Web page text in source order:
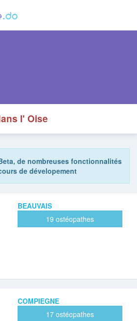
l' Oise
de nombreuses fonctionnalités
de dévelopement
BEAUVAIS
19 ostéopathes
COMPIEGNE
17 ostéopathes